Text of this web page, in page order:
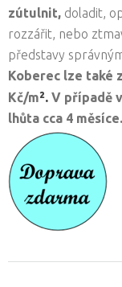
zútulnit, doladit,
rozzářit, nebo
představy
Koberec lze také
Kč/m². V případě
lhůta cca 4 měsíce.